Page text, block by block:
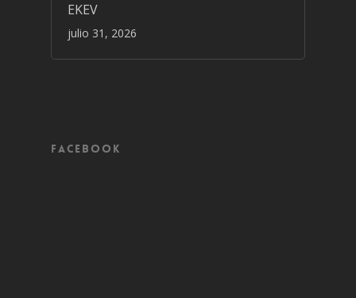
EKEV
julio 31, 2026
Facebook